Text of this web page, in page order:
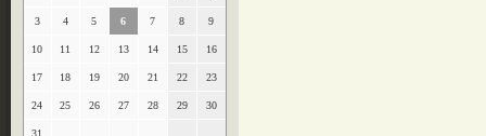
3 4 5 6 7 8 9
10 11 12 13 14 15 16
17 18 19 20 21 22 23
24 25 26 27 28 29 30
31